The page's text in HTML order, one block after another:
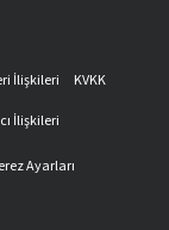
İlişkileri
KVKK
İlişkileri
Ayarları